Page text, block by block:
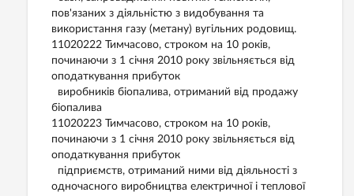
пов'язаних з діяльністю з видобування та
використання газу (метану) вугільних родовищ.
11020222 Тимчасово, строком на 10 років,
починаючи з 1 січня 2010 року звільняється від
оподаткування прибуток
виробників біопалива, отриманий від продажу
біопалива
11020223 Тимчасово, строком на 10 років,
починаючи з 1 січня 2010 року звільняється від
оподаткування прибуток
підприємств, отриманий ними від діяльності з
одночасного виробництва електричної і теплової